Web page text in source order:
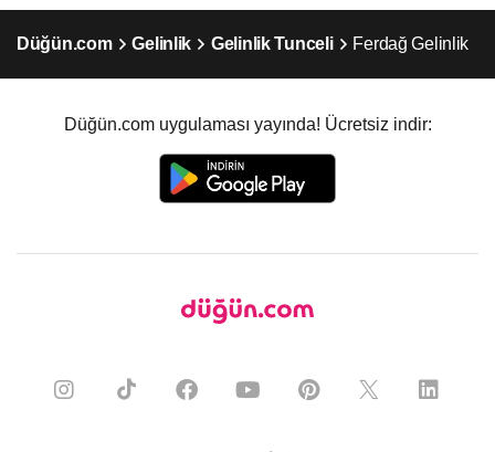
Düğün.com Gelinlik Gelinlik Tunceli Ferdağ Gelinlik
Düğün.com uygulaması yayında! Ücretsiz indir: